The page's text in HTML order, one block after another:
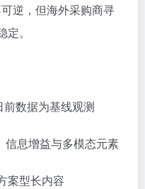
逆，但海外采购商寻
。
数据为基线观测
信息增益与多模态元素
案型长内容